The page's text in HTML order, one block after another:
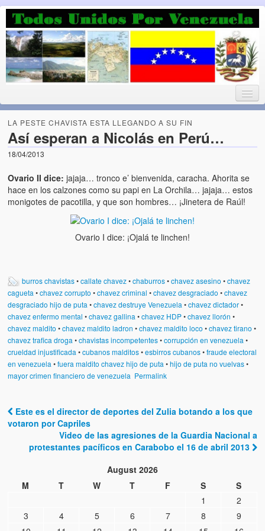
Luchando por la Democracia
Fuera el chavismo, la peor peste que le ha caido a esta tierra
Home
¡Bienvenido!
Todos Unidos por Venezuela te da la bienvenida a éste nuestro
Blog. (Todos Unidos por Venezuela welcomes you to our Blog)
Acerca de este blog (About this Blog)
El Tipo y los Rojos en Los Teques (The Jerk and the Reds in
Teques)
Hablé con Chavistas (I spoke with chavistas)
La burla del Chavez “tan amante de los niños” (The mockery of
Chavez “such a children lover”)
Luis y El Mono… en armas (Luis and El Mono… armed)
Puente Llaguno, Miraflores… ¿y Lina?
Radio Emisoras y canales de televisión clausurados por el
de Chávez hasta el 2009
LA PESTE CHAVISTA ESTA LLEGANDO A SU FIN
Así esperan a Nicolás en Perú…
18/04/2013
Ovario II dice: jajaja… tronco e’ bienvenida, caracha. Ahorita se
hace en los calzones como su papi en La Orchila… jajaja… estos
monigotes de pacotilla, y que son hombres… ¡Jinetera de Raúl!
Ovario I dice: ¡Ojalá te linchen!
burros chavistas•callate chavez•chaburros•chavez asesino •chavez
cagueta•chavez corrupto •chavez criminal •chavez desgraciado •chavez
desgraciado hijo de puta•chavez destruye Venezuela•chavez dictador•
chavez enfermo mental •chavez gallina•chavez HDP•chavez llorón •
chavez maldito •chavez maldito ladron •chavez maldito loco •chavez tirano •
chavez trafica droga•chavistas incompetentes•corrupción en venezuela•
crueldad injustificada•cubanos malditos•esbirros cubanos•fraude electoral
en venezuela•fuera maldito chavez hijo de puta•hijo de puta no vuelvas•
mayor crimen financiero de venezuela Permalink
Post navigation
Este es el director de deportes del Zulia botando a los que
votaron por Capriles
Video de las agresiones de la Guardia Nacional a
protestantes pacíficos en Carabobo el 16 de abril 2013
August 2026
M
T W T F S
S
1
2
3
4 5 6 7 8
9